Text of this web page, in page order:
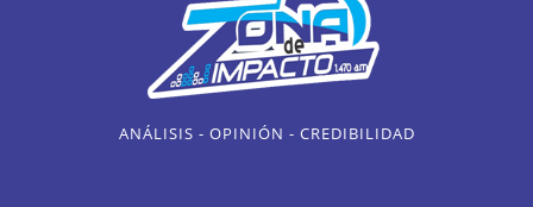
ANÁLISIS - OPINIÓN - CREDIBILIDAD